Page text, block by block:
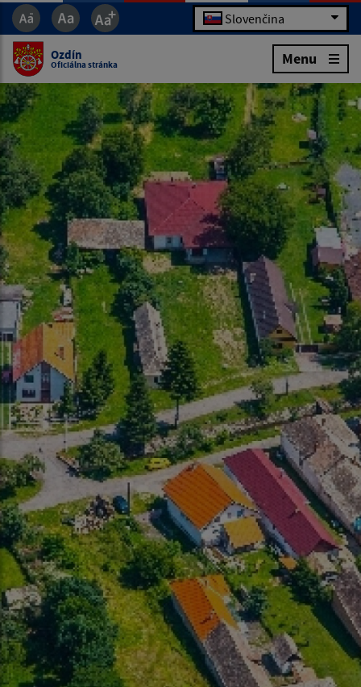
Slovenčina
Ozdín
Oficiálna stránka Menu